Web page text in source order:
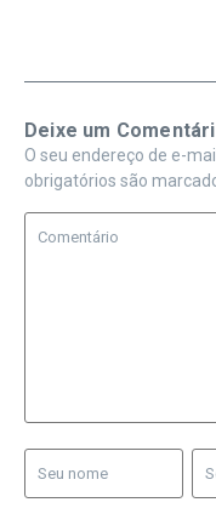
Deixe um
O seu endereço de e-
obrigatórios são